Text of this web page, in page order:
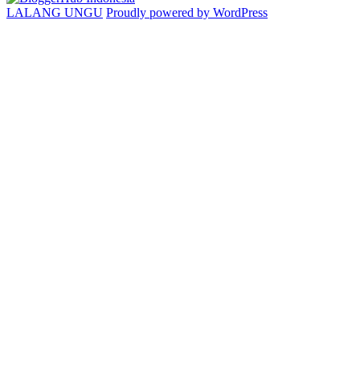
LALANG UNGU Proudly powered by WordPress